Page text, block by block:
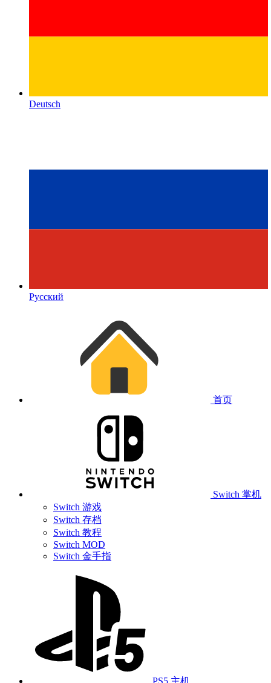
Deutsch
Русский
首页
Switch 掌机
Switch 游戏
Switch 存档
Switch 教程
Switch MOD
Switch 金手指